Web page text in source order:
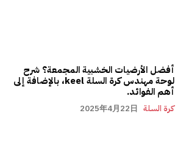
أفضل الأرضيات الخشبية المجمعة؟ شرح
لوحة مهندس كرة السلة keel، بالإضافة إلى
أهم الفوائد.
كرة السلة 2025年4月22日